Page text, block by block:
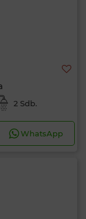
2 Sdb.
WhatsApp